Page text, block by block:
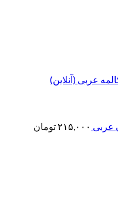
عربی (آنلاین)
۲۱۵,۰۰۰تومان